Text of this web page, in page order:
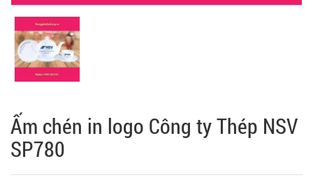
Ấm chén in logo Công ty Thép NSV
SP780